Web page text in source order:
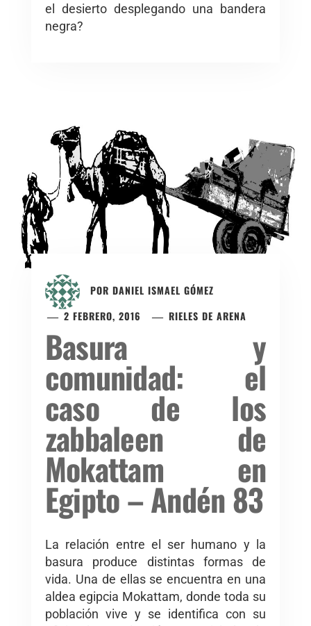
el desierto desplegando una bandera
negra?
POR DANIEL ISMAEL GÓMEZ
2 FEBRERO, 2016
RIELES DE ARENA
Basura y
comunidad: el
caso de los
zabbaleen de
Mokattam en
Egipto – Andén 83
La relación entre el ser humano y la
basura produce distintas formas de
vida. Una de ellas se encuentra en una
aldea egipcia Mokattam, donde toda su
población vive y se identifica con su